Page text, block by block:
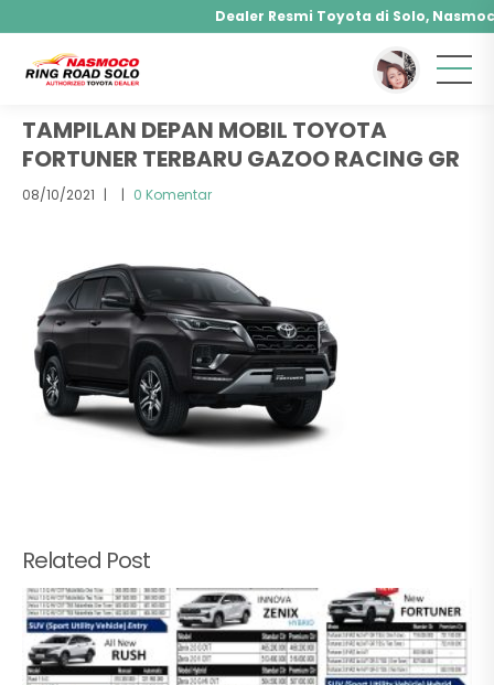
Dealer Resmi Toyota di Solo, Nasmoco
Agya, Calya, Fortuner, Rush, Sienta, Yaris,
Hybrid, Yaris Cross Hybrid, Alphard Hybrid
You are here :Beranda/ Attachment
TAMPILAN DEPAN MOBIL TOYOTA
FORTUNER TERBARU GAZOO RACING GR
08/10/2021 | | 0 Komentar
Related Post